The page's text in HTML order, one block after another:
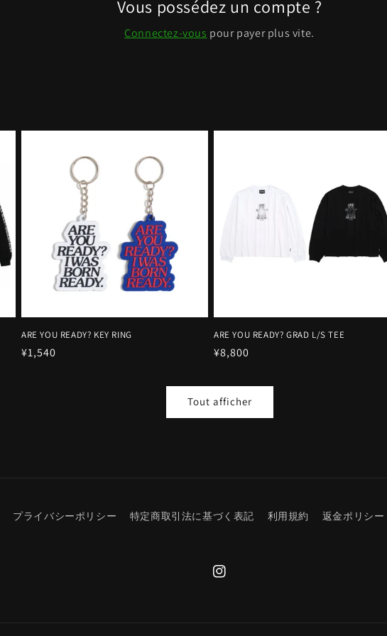
Vous possédez un compte ?
Connectez-vous pour payer plus vite.
ARE YOU READY? KEY RING
Prix
¥1,540
ARE YOU READY? GRAD L/S TEE
Prix
¥8,800
Tout afficher
プライバシーポリシー 特定商取引法に基づく表記 利用規約 返金ポリシー
Instagram